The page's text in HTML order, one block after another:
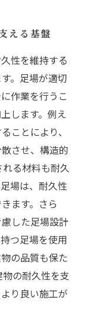
: 足場工事の
える基盤
性を維持する
。足場が適切
作業を行うこ
します。例え
ことにより、
させ、構造的
る材料も耐久
場は、耐久性
ます。さら
した足場設計
つ足場を使用
の品質も保た
の耐久性を支
り良い施工が